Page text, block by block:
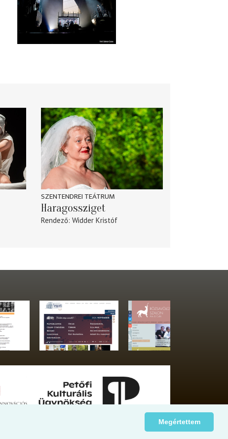
Megértettem
SZENTENDREI TEÁTRUM
Haragossziget
Rendező Widder Kristóf